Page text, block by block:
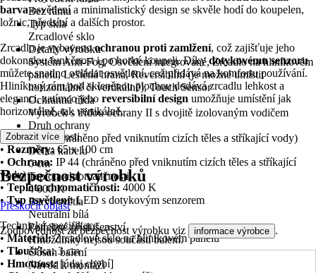
Bez rámu
Typ skla
Zrcadlové sklo
Detaily výrobku
Systém Anti-Fog, Osvětlení integrované, Zrcadlo na hliníkovém
panelu, Leštěná hrana, Reversibilní (je možné umístit
horizontálně či vertikálně), Touch Sensor
Ochranná třída
Výrobek s třídou ochrany II s dvojitě izolovaným vodičem
Druh ochrany
IP 44 (chráněno před vniknutím cizích těles a stříkající vody)
Délka kabelu
0 cm
Teplota chromatičnosti
4 000 K
Barva světla
Neutrální bílá
Potřebné příslušenství
Hmoždinky nejsou součástí balení.
Obsah balení
Návod k montáži
barvaosvětlení a minimalistický design se skvěle hodí do koupelen,
ložnic, předsíní a dalších prostor.
Zrcadlo je vybavenoochranou proti zamlžení, což zajišťuje jeho
dokonalou funkčnost i po horké koupeli. Díkydotykovému senzoru
můžete snadno ovládat osvětlení, což přidává na komfortu používání.
Hliníkový rám pod skleněnou plochou dodává zrcadlu lehkost a
eleganci, zatímco jeho reversibilní design umožňuje umístění jak
horizontálně, tak vertikálně.
Klíčové vlastnosti
• Rozměry: 65 x 100 cm
• Ochrana: IP 44 (chráněno před vniknutím cizích těles a stříkající
vody)
• Teplota chromatičnosti: 4000 K
•Typ osvětlení:LED s dotykovým senzorem
Technická specifikace
•Materiál:Zrcadlové sklo na hliníkovém panelu
• Tloušťka:3 cm
• Hmotnost:[údaj chybí]
Zobrazit více
Bezpečnost výrobků
Přeskočit oblast
Zodpovědnost za bezpečnost výrobku viz informace výrobce .